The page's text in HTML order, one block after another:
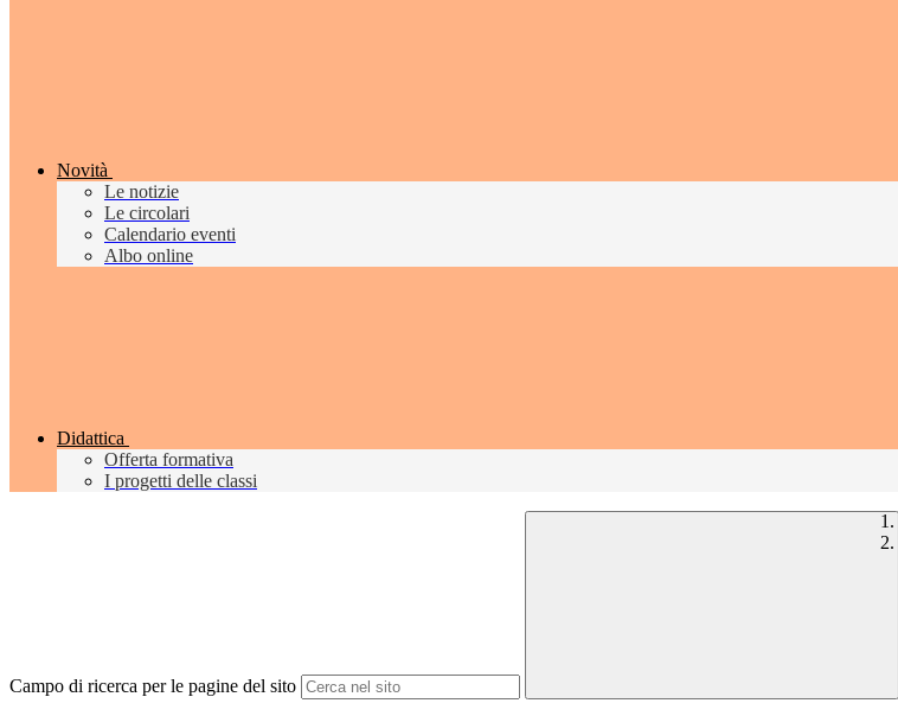
Novità
Le notizie
Le circolari
Calendario eventi
Albo online
Didattica
Offerta formativa
I progetti delle classi
Campo di ricerca per le pagine del sito